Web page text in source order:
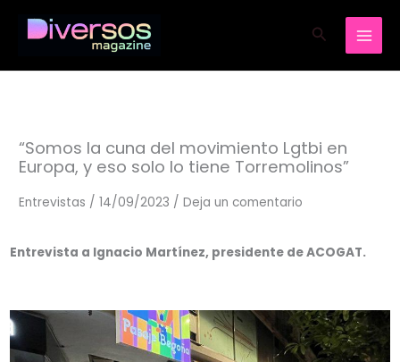
Buscar
“Somos la cuna del movimiento Lgtbi en
Europa, y eso solo lo tiene Torremolinos”
Entrevistas /14/09/2023 /Deja un comentario
Entrevista a Ignacio Martínez, presidente de ACOGAT.